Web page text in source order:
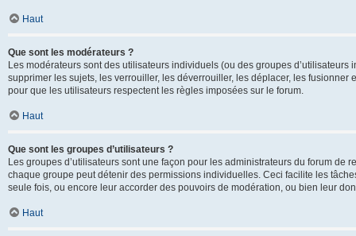
Haut
Que sont les modérateurs ?
Les modérateurs sont des utilisateurs individuels (ou des groupes
supprimer les sujets, les verrouiller, les déverrouiller, les déplacer, les
pour que les utilisateurs respectent les règles imposées sur le forum.
Haut
Que sont les groupes d’utilisateurs ?
Les groupes d’utilisateurs sont une façon pour les administrateurs du forum
chaque groupe peut détenir des permissions individuelles. Ceci facilite les
seule fois, ou encore leur accorder des pouvoirs de modération, ou bien leur
Haut